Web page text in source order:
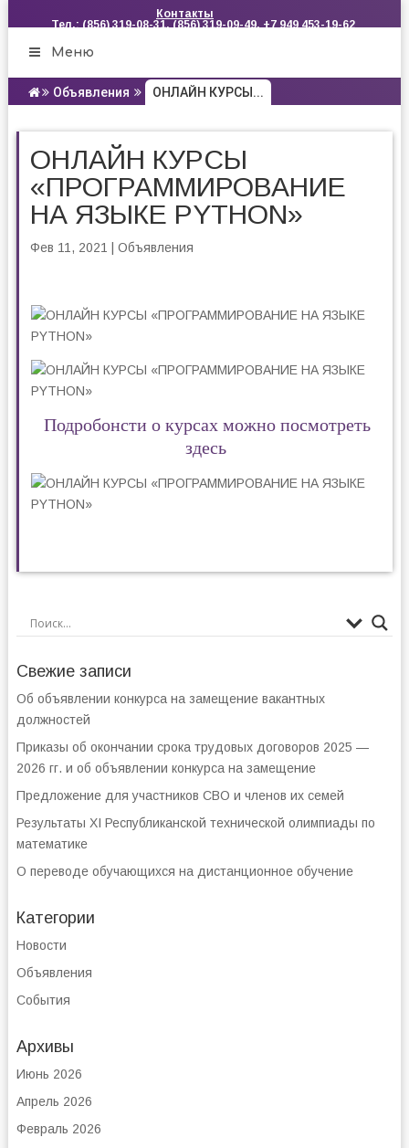
Контакты
Тел.: (856) 319-08-31, (856) 319-09-49, +7 949 453-19-62
Меню
Объявления ОНЛАЙН КУРСЫ...
ОНЛАЙН КУРСЫ
«ПРОГРАММИРОВАНИЕ
НА ЯЗЫКЕ PYTHON»
Фев 11, 2021 Объявления
Подробонсти о курсах можно посмотреть
здесь
Свежие записи
Об объявлении конкурса на замещение вакантных
должностей
Приказы об окончании срока трудовых договоров 2025 —
2026 гг. и об объявлении конкурса на замещение
Предложение для участников СВО и членов их семей
Результаты XI Республиканской технической олимпиады по
математике
О переводе обучающихся на дистанционное обучение
Категории
Новости
Объявления
События
Архивы
Июнь 2026
Апрель 2026
Февраль 2026